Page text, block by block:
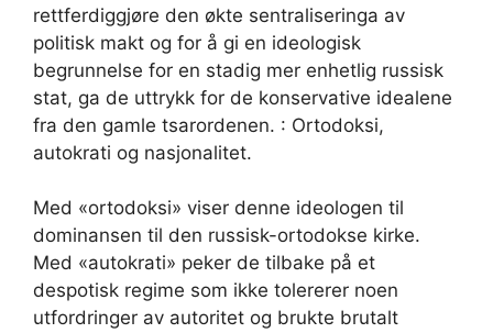
rettferdiggjøre den økte sentraliseringa av
politisk makt og for å gi en ideologisk
begrunnelse for en stadig mer enhetlig russisk
stat, ga de uttrykk for de konservative idealene
fra den gamle tsarordenen. : Ortodoksi,
autokrati og nasjonalitet.
Med «ortodoksi» viser denne ideologen til
dominansen til den russisk-ortodokse kirke.
Med «autokrati» peker de tilbake på et
despotisk regime som ikke tolererer noen
utfordringer av autoritet og brukte brutalt